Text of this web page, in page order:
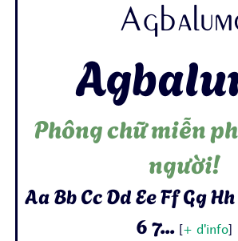
Phông chữ miễn
người!
Aa Bb Cc Dd Ee Ff Gg
6 7...
+ d'info